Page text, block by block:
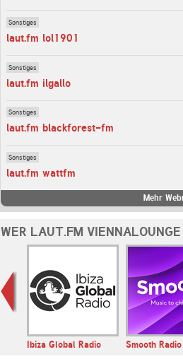
Sonstiges
laut.fm lol1901
Sonstiges
laut.fm ilgallo
Sonstiges
laut.fm blackforest-fm
Sonstiges
laut.fm wattfm
Mehr
WER LAUT.FM
Ibiza Global Radio Smooth